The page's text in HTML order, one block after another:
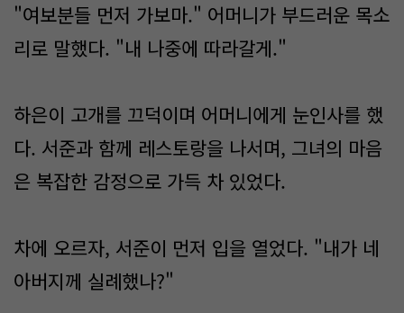
"여보분들 먼저 가보마." 어머니가 부드러운 목소
리로 말했다. "내 나중에 따라갈게."
하은이 고개를 끄덕이며 어머니에게 눈인사를 했
다. 서준과 함께 레스토랑을 나서며, 그녀의 마음
은 복잡한 감정으로 가득 차 있었다.
차에 오르자, 서준이 먼저 입을 열었다. "내가 네
아버지께 실례했나?"